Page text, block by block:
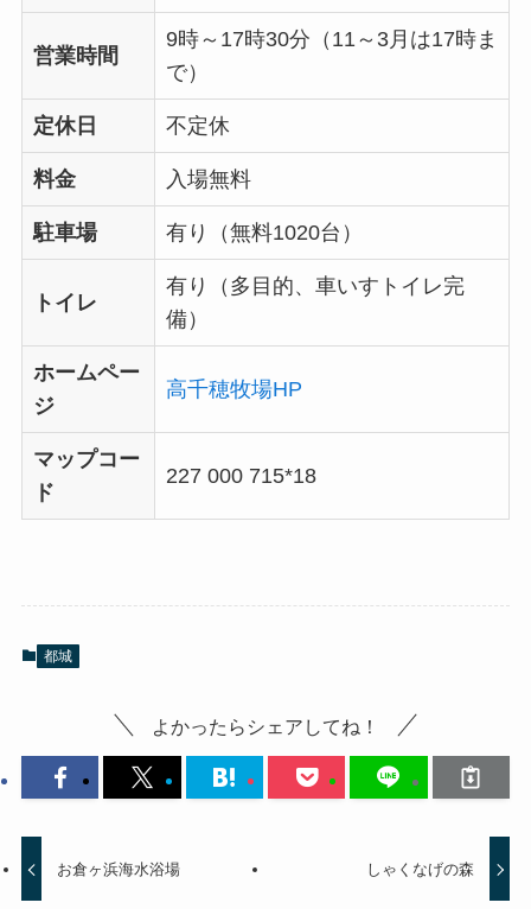
営業時間
9時～17時30分（11～3月は17時ま
で）
定休日 不定休
料金 入場無料
駐車場 有り（無料1020台）
トイレ
有り（多目的、車いすトイレ完
備）
ホームペー
ジ
高千穂牧場HP
マップコー
ド
227 000 715*18
都城
よかったらシェアしてね！
お倉ヶ浜海水浴場 しゃくなげの森